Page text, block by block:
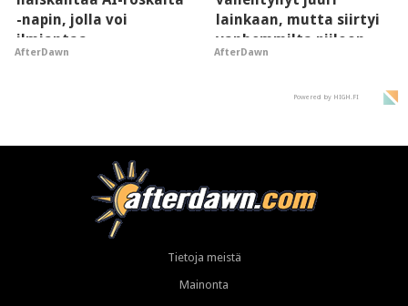
-napin, jolla voi
ilmiantaa
tekoälytauhkan
AfterDawn
lainkaan, mutta siirtyi
vanhemmilta piiloon
AfterDawn
Powered by HIGH.FI
Tietoja meistä
Mainonta